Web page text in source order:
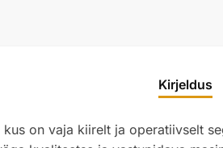
Kirjeldus
on vaja kiirelt ja operatiivselt